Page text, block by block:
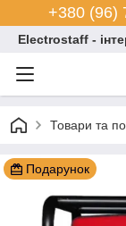
+380 (96)
Electrostaff -
Товари та
Подарунок